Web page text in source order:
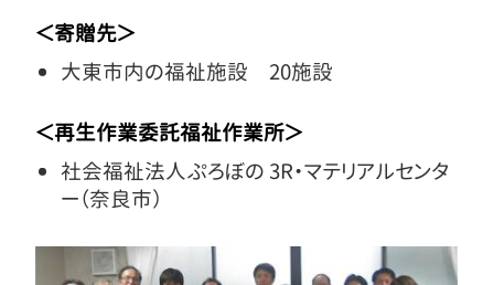
＜寄贈先＞
大東市内の福祉施設 20施設
＜再生作業委託福祉作業所＞
社会福祉法人ぷろぼの 3R・マテリアルセンタ
ー（奈良市）